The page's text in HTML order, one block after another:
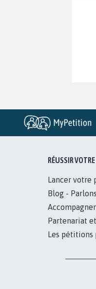
RÉUSSIR
Lancer votre
Blog -
Partenariat
Les pétitions